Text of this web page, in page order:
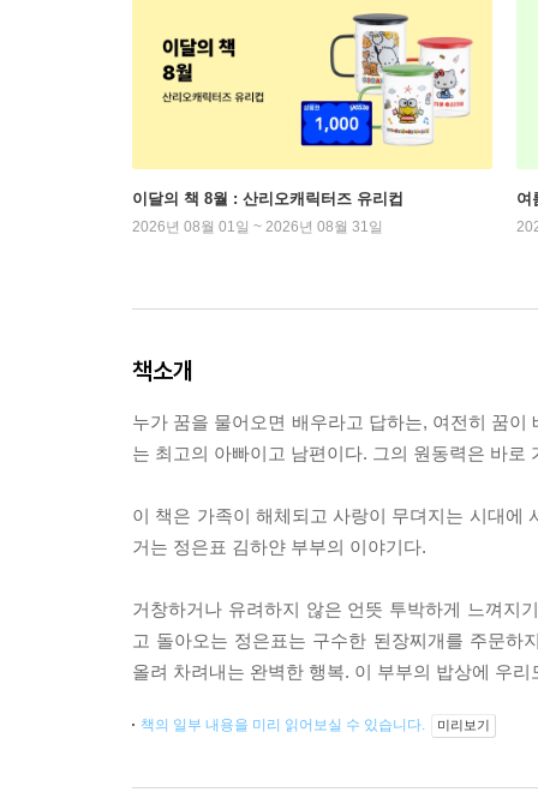
이달의 책 8월 : 산리오캐릭터즈 유리컵
2026년 08월 01일 ~ 2026년 08월 31일
여
책소개
누가 꿈을 물어오면 배우라고 답하는, 여전히 꿈
는 최고의 아빠이고 남편이다. 그의 원동력은 바로
이 책은 가족이 해체되고 사랑이 무뎌지는 시대에
거는 정은표 김하얀 부부의 이야기다.
거창하거나 유려하지 않은 언뜻 투박하게 느껴지
고 돌아오는 정은표는 구수한 된장찌개를 주문하
올려 차려내는 완벽한 행복. 이 부부의 밥상에 우
책의 일부 내용을 미리 읽어보실 수 있습니다. 미리보기